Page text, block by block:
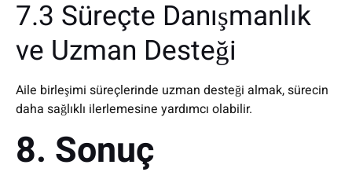
7.3 Süreçte Danışmanlık
ve Uzman Desteği
Aile birleşimi süreçlerinde uzman desteği almak, sürecin
daha sağlıklı ilerlemesine yardımcı olabilir.
8. Sonuç